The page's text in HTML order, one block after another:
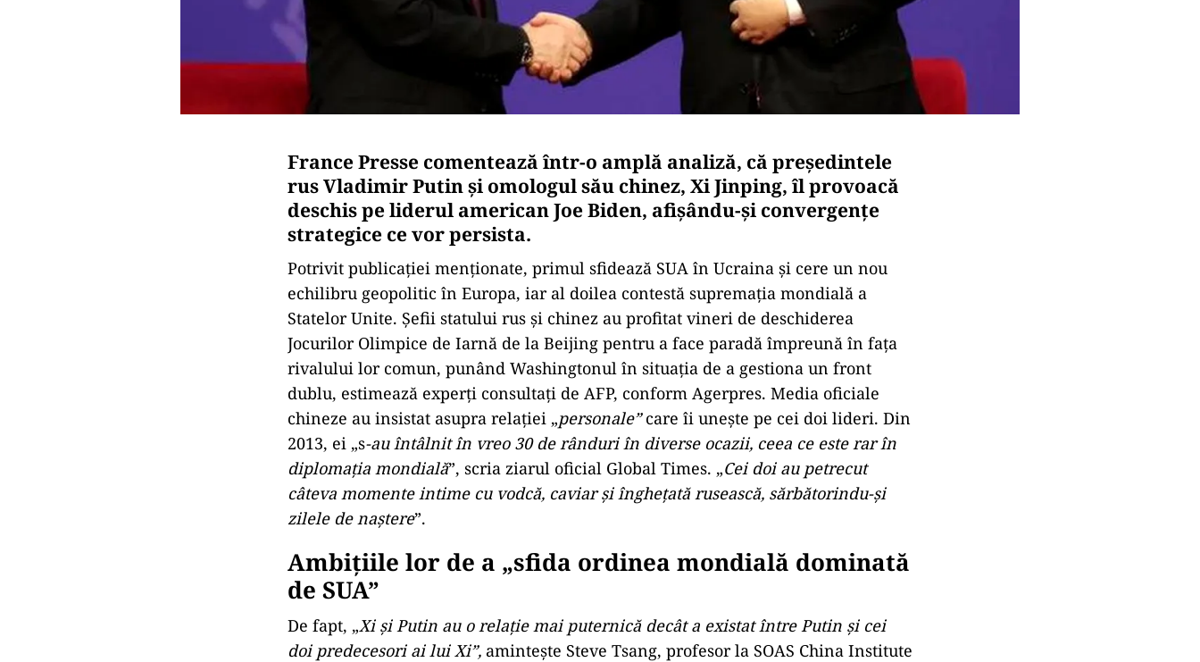
France Presse comentează într-o amplă analiză, că preşedintele
rus Vladimir Putin şi omologul său chinez, Xi Jinping, îl provoacă
deschis pe liderul american Joe Biden, afişându-şi convergenţe
strategice ce vor persista.
Potrivit publicației menționate, primul sfidează SUA în Ucraina şi cere un nou
echilibru geopolitic în Europa, iar al doilea contestă supremaţia mondială a
Statelor Unite. Şefii statului rus şi chinez au profitat vineri de deschiderea
Jocurilor Olimpice de Iarnă de la Beijing pentru a face paradă împreună în faţa
rivalului lor comun, punând Washingtonul în situaţia de a gestiona un front
dublu, estimează experţi consultaţi de AFP, conform Agerpres. Media oficiale
chineze au insistat asupra relaţiei „personale”care îi uneşte pe cei doi lideri. Din
2013, ei „s-au întâlnit în vreo 30 de rânduri în diverse ocazii, ceea ce este rar în
diplomaţia mondială”, scria ziarul oficial Global Times. „Cei doi au petrecut
câteva momente intime cu vodcă, caviar şi îngheţată rusească, sărbătorindu-şi
zilele de naştere”.
Ambiţiile lor de a „sfida ordinea mondială dominată
de SUA”
De fapt, „Xi şi Putin au o relaţie mai puternică decât a existat între Putin şi cei
doi predecesori ai lui Xi”, aminteşte Steve Tsang, profesor la SOAS China Institute